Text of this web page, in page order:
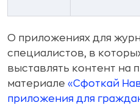
О приложениях для
специалистов, в
выставлять контент на
материале «Сфоткай
приложения для